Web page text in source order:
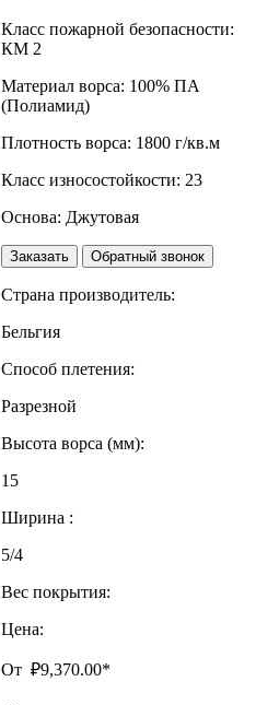
Класс пожарной безопасности:
КМ 2
Материал ворса: 100% ПА
(Полиамид)
Плотность ворса: 1800 г/кв.м
Класс износостойкости: 23
Основа: Джутовая
Заказать Обратный звонок
Страна производитель:
Бельгия
Способ плетения:
Разрезной
Высота ворса (мм):
15
Ширина :
5/4
Вес покрытия:
Цена:
От₽9,370.00*